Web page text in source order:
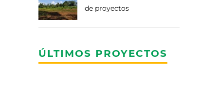
de proyectos
ÚLTIMOS PROYECTOS